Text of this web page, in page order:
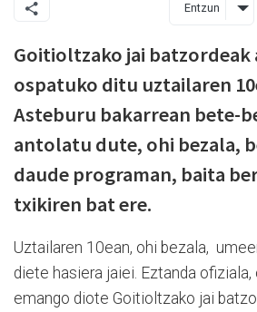
Entzun
Goitioltzako jai batzordeak
ospatuko ditu uztailaren
Asteburu bakarrean bete-
antolatu dute, ohi bezala,
daude programan, baita
txikiren bat ere.
Uztailaren 10ean, ohi bezala,
diete hasiera jaiei. Eztanda ofiziala,
emango diote Goitioltzako jai